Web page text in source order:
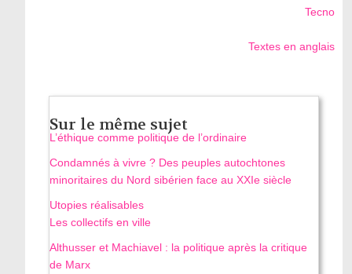
Tecno
Textes en anglais
Sur le même sujet
L’éthique comme politique de l’ordinaire
Condamnés à vivre ? Des peuples autochtones
minoritaires du Nord sibérien face au XXIe siècle
Utopies réalisables
Les collectifs en ville
Althusser et Machiavel : la politique après la critique
de Marx